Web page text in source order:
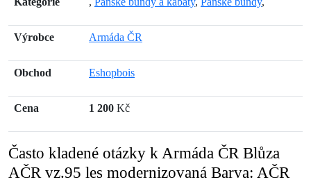
Výrobce Armáda ČR
Obchod Eshopbois
Cena 1 200 Kč
Často kladené otázky k Armáda ČR Blůza
AČR vz.95 les modernizovaná Barva: AČR